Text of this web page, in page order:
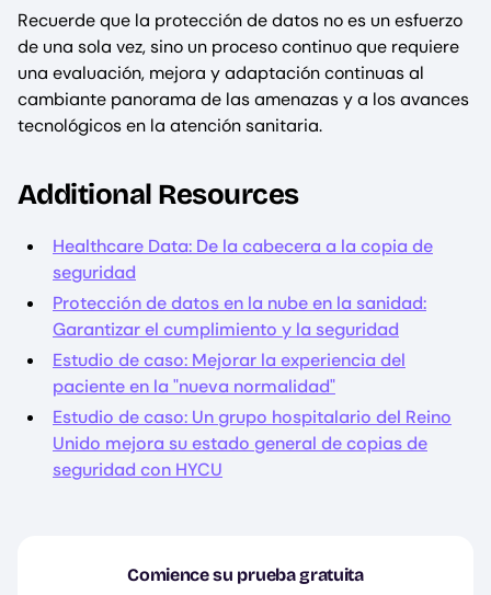
Recuerde que la protección de datos no es un esfuerzo
de una sola vez, sino un proceso continuo que requiere
una evaluación, mejora y adaptación continuas al
cambiante panorama de las amenazas y a los avances
tecnológicos en la atención sanitaria.
Additional Resources
Healthcare Data: De la cabecera a la copia de
seguridad
Protección de datos en la nube en la sanidad:
Garantizar el cumplimiento y la seguridad
Estudio de caso: Mejorar la experiencia del
paciente en la "nueva normalidad"
Estudio de caso: Un grupo hospitalario del Reino
Unido mejora su estado general de copias de
seguridad con HYCU
Comience su prueba gratuita